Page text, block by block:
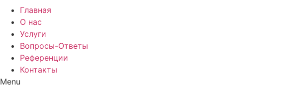
Главная
О нас
Услуги
Вопросы-Ответы
Референции
Контакты
Menu